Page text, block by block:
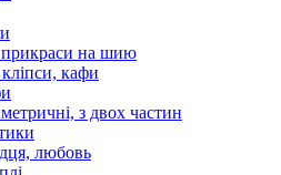
на шию
кафи
з двох частин
любовь